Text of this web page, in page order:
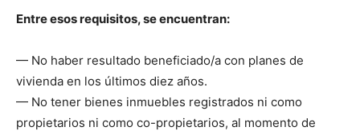
Entre esos requisitos, se encuentran:
— No haber resultado beneficiado/a con planes de
vivienda en los últimos diez años.
— No tener bienes inmuebles registrados ni como
propietarios ni como co-propietarios, al momento de